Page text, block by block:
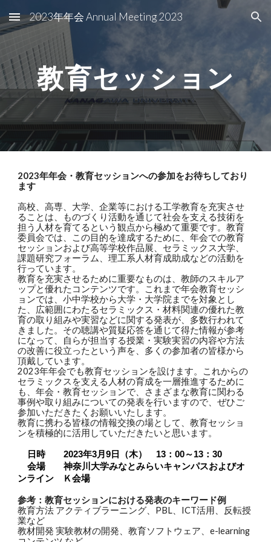
Skip to main content Skip to navigation
2023年年会 Annual Meeting 2023
教育セッション
2023年年会・教育セッションへの参加をお待ちしており
ます
高校、高専、大学、企業等における工学教育を充実させ
ることは、ものづくり活動を通じて社会を支える技術を
担う人材を育てるという観点から極めて重要です。教育
委員会では、この目的を達成するために、年会での教育
セッションおよび高等学校作品展、セラミックス大学、
課題研究フォーラム、理工系人材育成助成などの活動を
行っています。
教育を充実させるために重要なものは、教師のスキルア
ップと優れたコンテンツです。これまで年会教育セッシ
ョンでは、小中学校から大学・大学院までを対象とし
た、広範囲にわたるセラミックス・材料関連の優れた教
育の取り組みや実習などに関する発表が、多数行われて
きました。その聴講や質疑応答を通じて得た情報が参考
になって、自らが担当する授業・実験実習の内容や方法
の改善に役立ったという声を、多くの参加者の皆様から
頂戴しています。
2023年年会でも教育セッションを設けます。これからの
セラミックスを支える人材の育成を一層推進するために
も、年会・教育セッションで、さまざまな教育に関わる
事例や取り組みについての発表を行いますので、ぜひご
参加いただきたくお願いいたします。
教育に携わる皆様の情報交換の場として、教育セッショ
ンを積極的に活用していただきたいと思います。
日時　　2023年3月9日（木）　13：00～13：30
会場　　神奈川大学みなとみらいキャンパスおよびオ
ンライン　Ｋ会場
参考：教育セッションにおける発表のキーワード例
教育方法 アクティブラーニング、PBL、ICT活用、反転授
業など
教材開発 実験教材の開発、教育ソフトウェア、e-learning